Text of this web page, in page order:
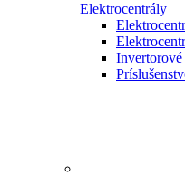
Elektrocentrály
Invertorové